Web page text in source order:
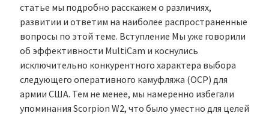
статье мы подробно расскажем о различиях,
развитии и ответим на наиболее распространенные
вопросы по этой теме. Вступление Мы уже говорили
об эффективности MultiCam и коснулись
исключительно конкурентного характера выбора
следующего оперативного камуфляжа (OCP) для
армии США. Тем не менее, мы намеренно избегали
упоминания Scorpion W2, что было уместно для целей